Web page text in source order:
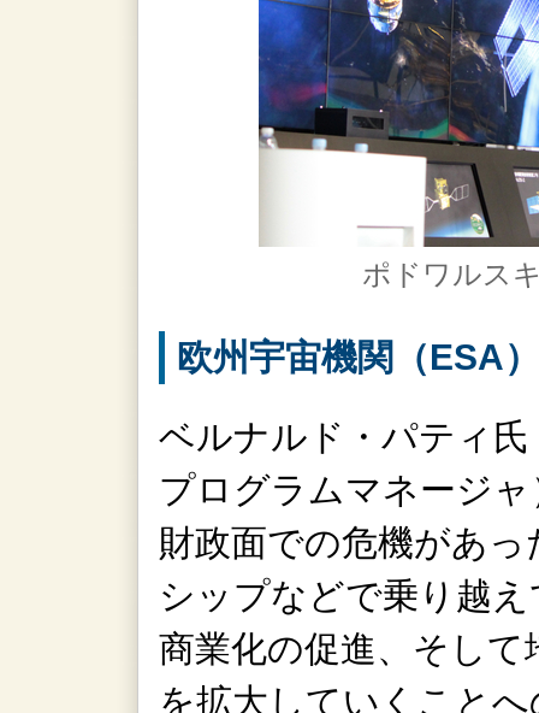
ポドワルス
欧州宇宙機関（ESA）
ベルナルド・パティ
プログラムマネージ
財政面での危機があ
シップなどで乗り越
商業化の促進、そし
を拡大していくこと